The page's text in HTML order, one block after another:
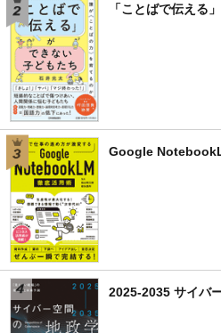
「ことばで伝える
Google
2025-2035 サイバ